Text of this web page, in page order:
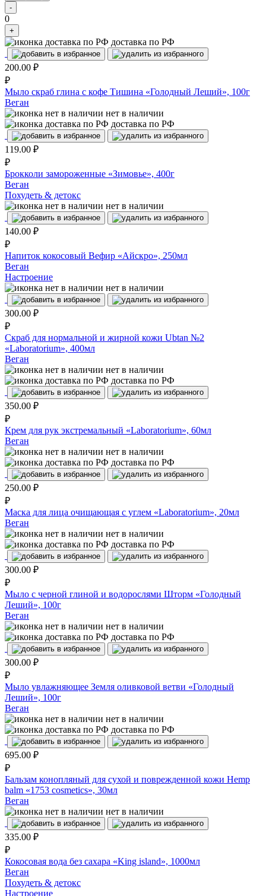
-
0
+
доставка по РФ
200.00 ₽
₽
Мыло скраб глина с кофе Тишина «Голодный Леший», 100г
Веган
нет в наличии
доставка по РФ
119.00 ₽
₽
Брокколи замороженные «Зимовье», 400г
Веган
Похудеть & детокс
нет в наличии
140.00 ₽
₽
Напиток кокосовый Вефир «Айскро», 250мл
Веган
Настроение
нет в наличии
300.00 ₽
₽
Скраб для нормальной и жирной кожи Ubtan №2
«Laboratorium», 400мл
Веган
нет в наличии
доставка по РФ
350.00 ₽
₽
Крем для рук экстремальный «Laboratorium», 60мл
Веган
нет в наличии
доставка по РФ
250.00 ₽
₽
Маска для лица очищающая с углем «Laboratorium», 20мл
Веган
нет в наличии
доставка по РФ
300.00 ₽
₽
Мыло с черной глиной и водорослями Шторм «Голодный
Леший», 100г
Веган
нет в наличии
доставка по РФ
300.00 ₽
₽
Мыло увлажняющее Земля оливковой ветви «Голодный
Леший», 100г
Веган
нет в наличии
доставка по РФ
695.00 ₽
₽
Бальзам конопляный для сухой и поврежденной кожи Hemp
balm «1753 cosmetics», 30мл
Веган
нет в наличии
335.00 ₽
₽
Кокосовая вода без сахара «King island», 1000мл
Веган
Похудеть & детокс
Настроение